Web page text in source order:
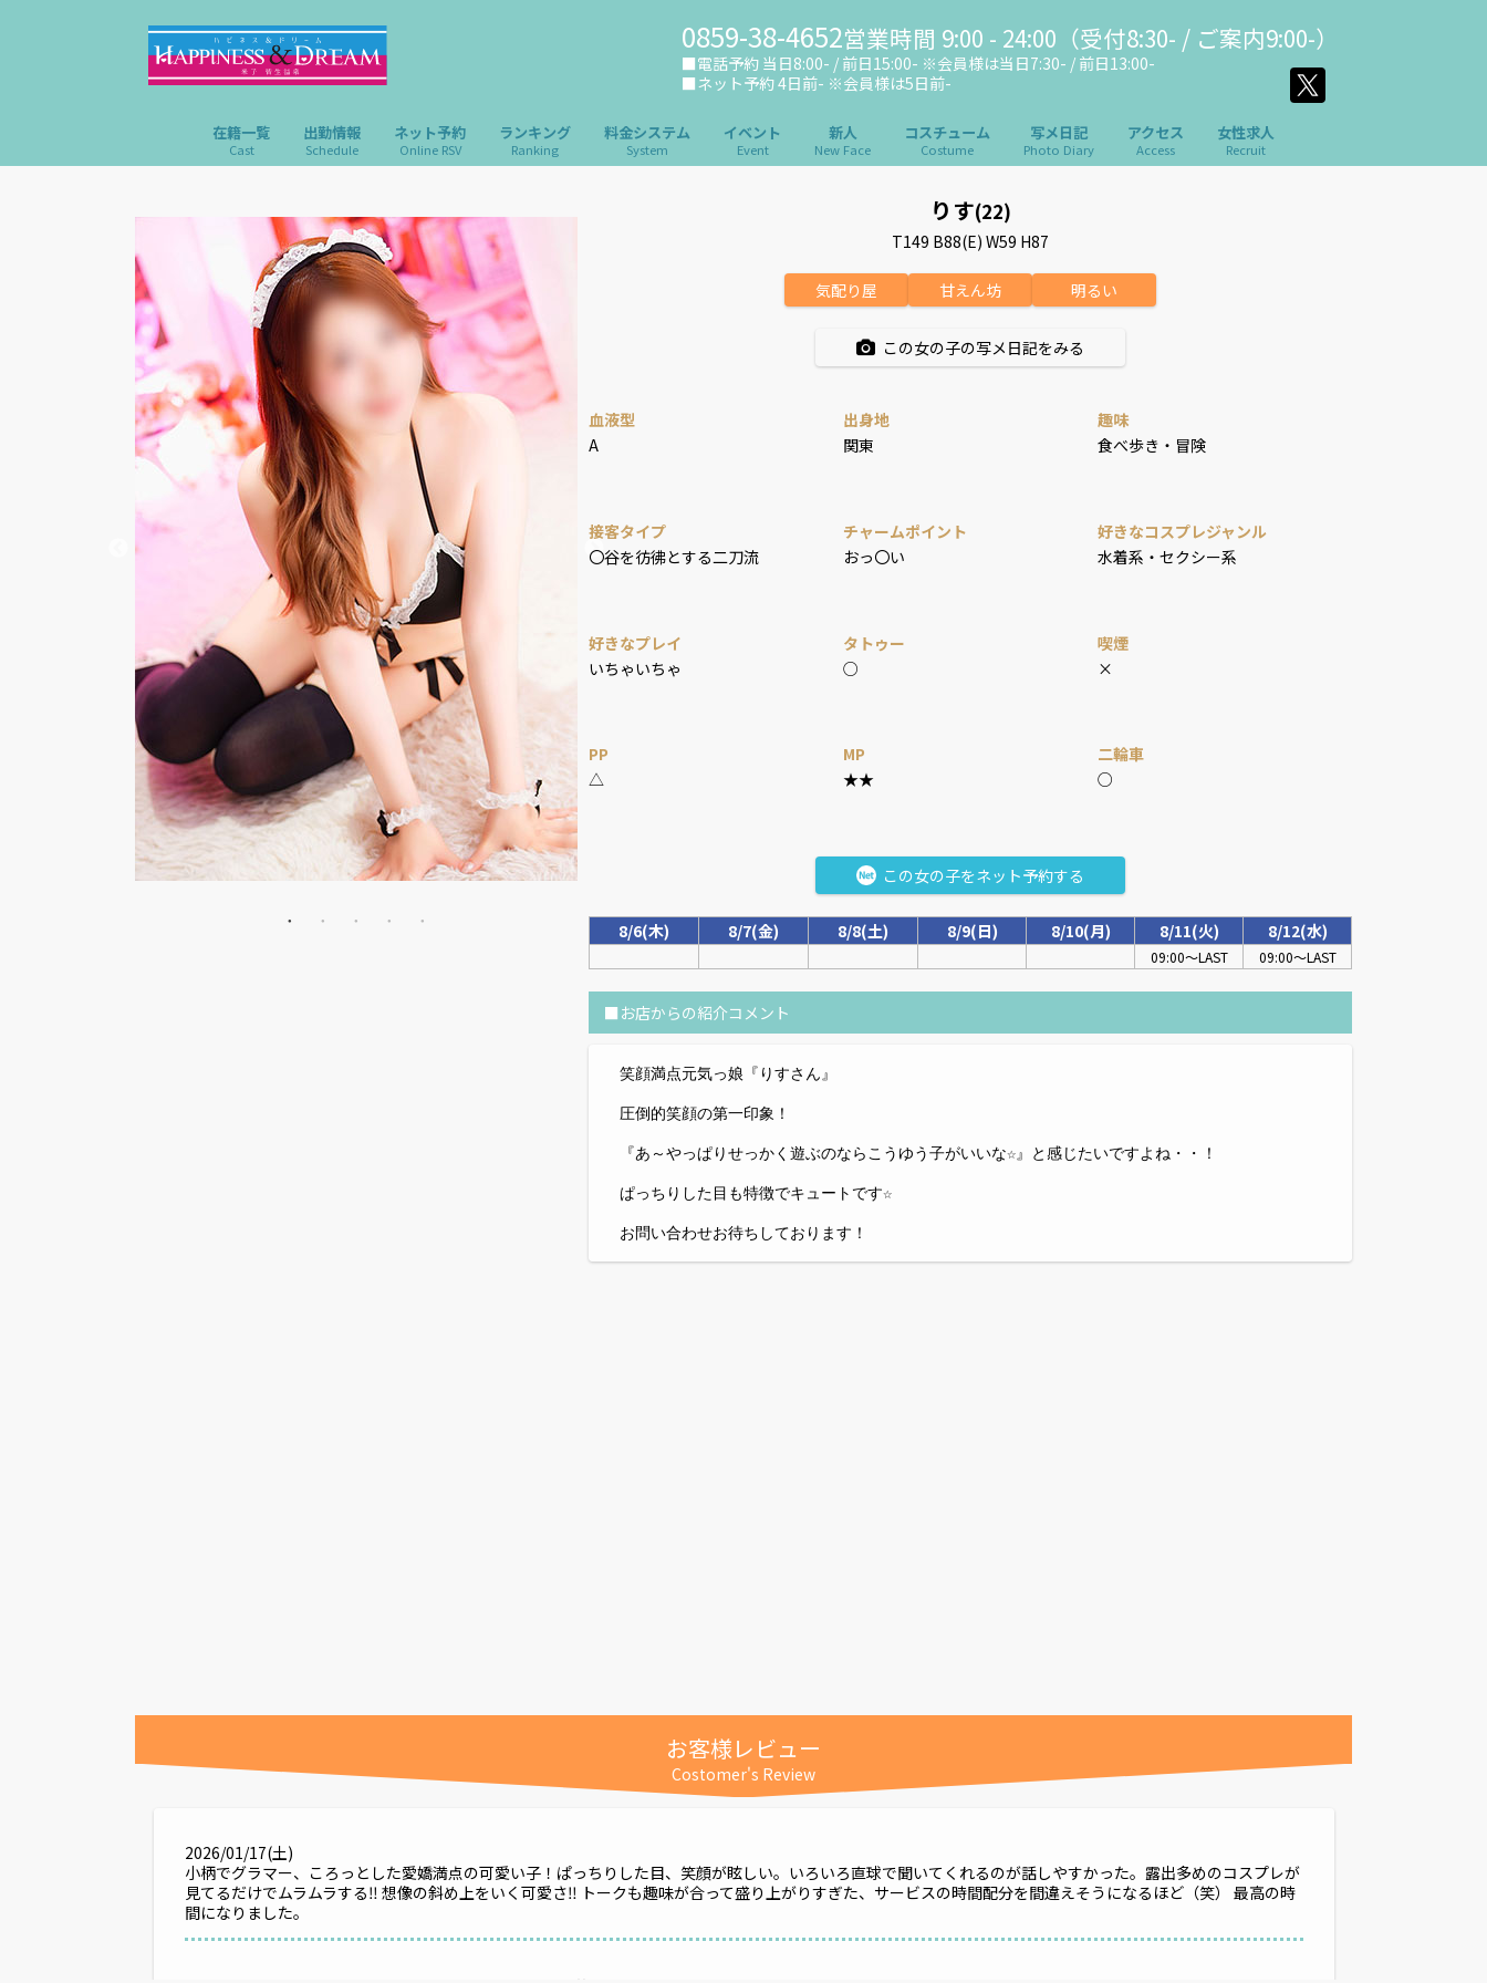
0859-38-4652営業時間 9:00 - 24:00（受付8:30- / ご案内9:00-）
■電話予約 当日8:00- / 前日15:00- ※会員様は当日7:30- / 前日13:00-
■ネット予約 4日前- ※会員様は5日前-
在籍一覧
Cast
出勤情報
Schedule
ネット予約
Online RSV
ランキング
Ranking
料金システム
System
イベント
Event
新人
New Face
コスチューム
Costume
写メ日記
Photo Diary
アクセス
Access
女性求人
Recruit
りす(22)
T149 B88(E) W59 H87
気配り屋 甘えん坊 明るい
この女の子の写メ日記をみる
血液型
A
出身地
関東
趣味
食べ歩き・冒険
接客タイプ
〇谷を彷彿とする二刀流
チャームポイント
おっ〇い
好きなコスプレジャンル
水着系・セクシー系
好きなプレイ
いちゃいちゃ
タトゥー
○
喫煙
×
PP
△
MP
★★
二輪車
○
この女の子をネット予約する
8/6(木) 8/7(金) 8/8(土) 8/9(日) 8/10(月) 8/11(火) 8/12(水)
09:00～LAST 09:00～LAST
■お店からの紹介コメント
笑顔満点元気っ娘『りすさん』
圧倒的笑顔の第一印象！
『あ～やっぱりせっかく遊ぶのならこうゆう子がいいな☆』と感じたいですよね・・！
ぱっちりした目も特徴でキュートです☆
お問い合わせお待ちしております！
お客様レビュー
Costomer's Review
2026/01/17(土)
小柄でグラマー、ころっとした愛嬌満点の可愛い子！ぱっちりした目、笑顔が眩しい。いろいろ直球で聞いてくれるのが話しやすかった。露出多めのコスプレが
見てるだけでムラムラする‼️ 想像の斜め上をいく可愛さ‼️ トークも趣味が合って盛り上がりすぎた、サービスの時間配分を間違えそうになるほど（笑） 最高の時
間になりました。